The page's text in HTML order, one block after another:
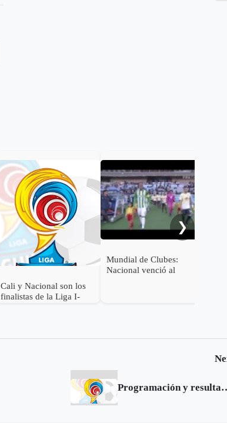
Cali y Nacional son los
finalistas de la Liga I-
Mundial de Clubes:
Nacional venció al
❯
Programación y